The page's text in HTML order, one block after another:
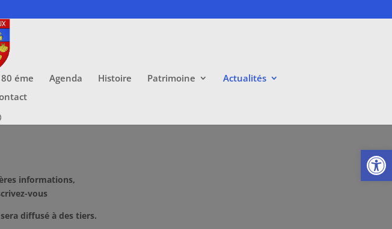
Ouvrir
80 éme Agenda Histoire Patrimoine
Actualités
informations,
vous
diffusé à des tiers.